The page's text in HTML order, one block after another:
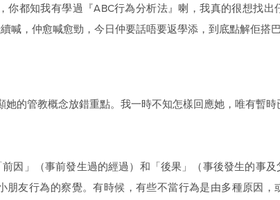
你都知我有學過『ABC行為分析法』喇，我真的很想找
，仲愈喊愈勁，今日仲要話唔要返學添，到底點解佢搭
的管教概念放錯重點。我一時不知怎樣回應她，唯有暫
因」（事前發生過的經過）和「後果」（事後發生的事
友行為的察覺。有時候，有些不當行為是由多種原因